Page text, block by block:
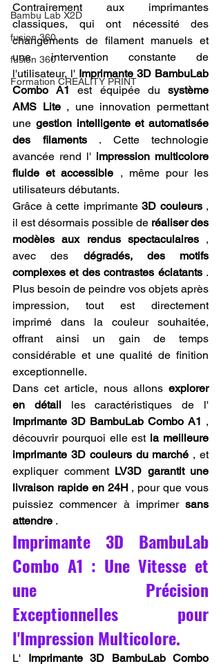
Bambu Lab X2D
fusion 360
fusion 360
Formation CREALITY PRINT
Contrairement aux imprimantes
classiques, qui ont nécessité des
changements de filament manuels et
une intervention constante de
l'utilisateur, l' Imprimante 3D BambuLab
Combo A1
est équipée du système
AMS Lite , une innovation permettant
une gestion intelligente et automatisée
des filaments . Cette technologie
avancée rend l' impression multicolore
fluide et accessible , même pour les
utilisateurs débutants.
Grâce à cette imprimante 3D couleurs ,
il est désormais possible de réaliser des
modèles aux rendus spectaculaires ,
avec des dégradés, des motifs
complexes et des contrastes éclatants .
Plus besoin de peindre vos objets après
impression, tout est directement
imprimé dans la couleur souhaitée,
offrant ainsi un gain de temps
considérable et une qualité de finition
exceptionnelle.
Dans cet article, nous allons explorer
en détail
Imprimante 3D BambuLab Combo A1 ,
découvrir pourquoi elle est la meilleure
imprimante 3D couleurs du marché , et
expliquer comment LV3D garantit une
livraison rapide en 24H , pour que vous
puissiez commencer à imprimer sans
attendre .
Imprimante 3D BambuLab
Combo A1 : Une Vitesse et
une Précision
Exceptionnelles pour
l'Impression Multicolore.
L' Imprimante 3D BambuLab Combo